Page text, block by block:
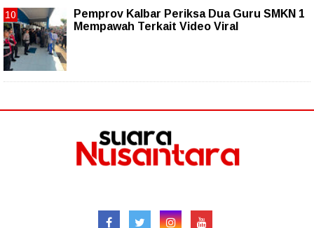
Pemprov Kalbar Periksa Dua Guru SMKN 1
Mempawah Terkait Video Viral